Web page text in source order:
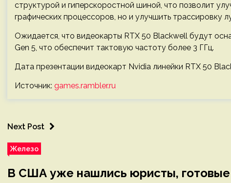
структурой и гиперскоростной шиной, что позволит
графических процессоров, но и улучшить трассировку
Ожидается, что видеокарты RTX 50 Blackwell будут
Gen 5, что обеспечит тактовую частоту более 3 ГГц.
Дата презентации видеокарт Nvidia линейки RTX 50
Источник: games.rambler.ru
Next Post
Железо
В США уже нашлись юристы, готовые